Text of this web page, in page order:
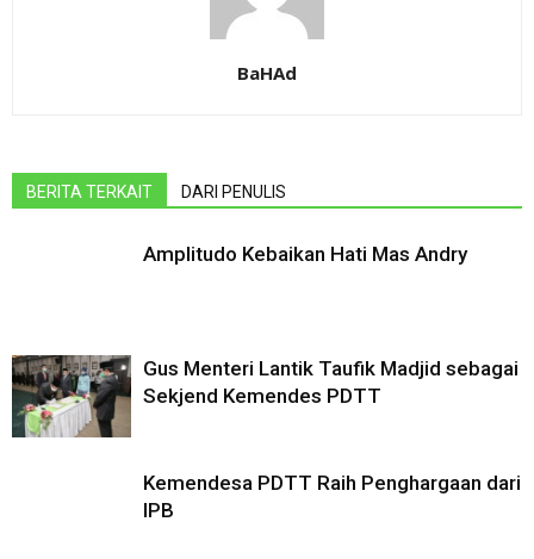
BaHAd
BERITA TERKAIT DARI PENULIS
Amplitudo Kebaikan Hati Mas Andry
Gus Menteri Lantik Taufik Madjid sebagai
Sekjend Kemendes PDTT
Kemendesa PDTT Raih Penghargaan dari
IPB